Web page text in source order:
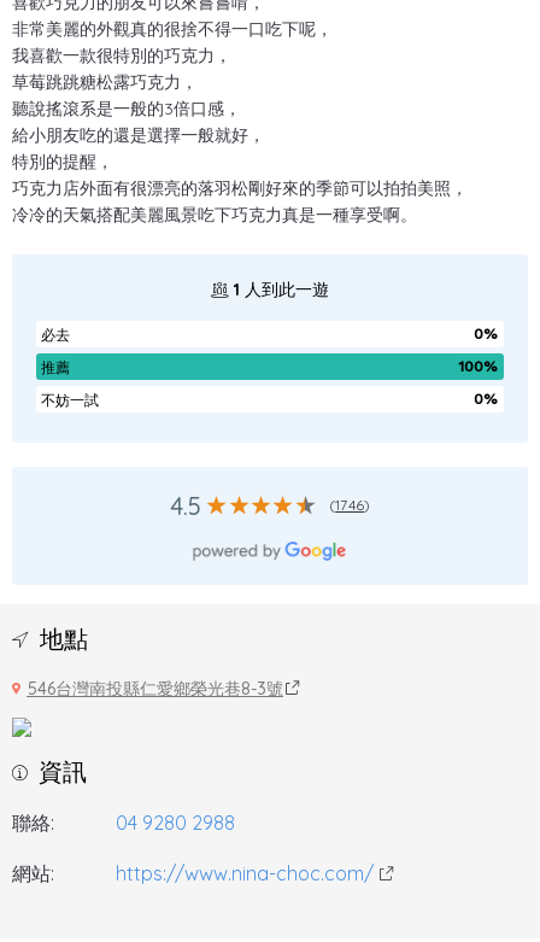
非常美麗的外觀真的很捨不得一口吃下呢，
我喜歡一款很特別的巧克力，
草莓跳跳糖松露巧克力，
聽說搖滾系是一般的3倍口感，
給小朋友吃的還是選擇一般就好，
特別的提醒，
巧克力店外面有很漂亮的落羽松剛好來的季節可以拍拍美照，
冷冷的天氣搭配美麗風景吃下巧克力真是一種享受啊。
1 人到此一遊
必去
0%
推薦
100%
不妨一試
0%
4.5 (1746)
地點
546台灣南投縣仁愛鄉榮光巷8-3號
資訊
聯絡: 04 9280 2988
網站: https://www.nina-choc.com/